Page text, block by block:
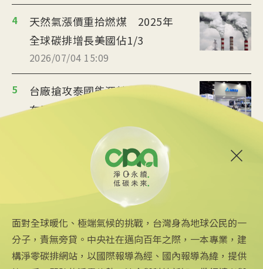
4
天然氣漲價重拾燃煤 2025年
全球碳排增長美國佔1/3
2026/07/04 15:09
5
台廠搶攻泰國能源轉型商機
布局充電樁、微電網
美政府宣布提供175億美元貸
款 強化核能供應鏈
2026/06/25 09:25
面對全球暖化、極端氣候的挑戰，台灣身為地球公民的一
分子，責無旁貸。中央社在邁向百年之際，一本專業，建
構淨零碳排網站，以國際報導為經、國內報導為緯，提供